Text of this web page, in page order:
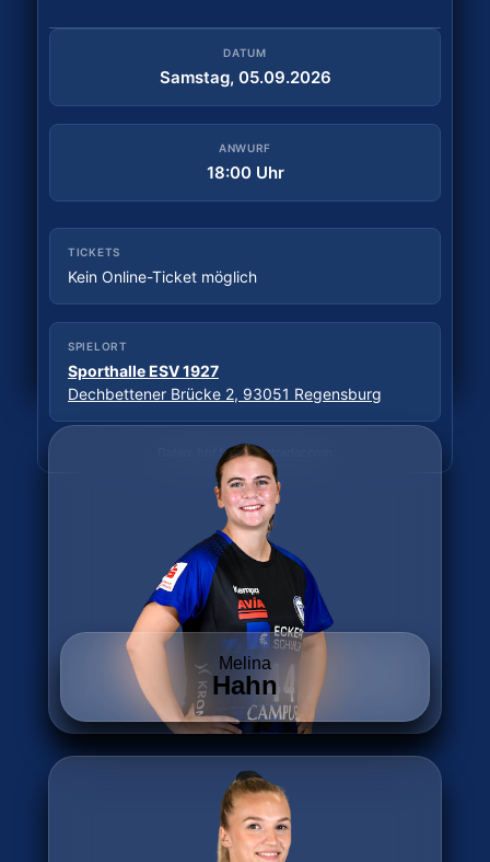
DATUM
Samstag, 29.08.2026
ANWURF
18:30 Uhr
TICKETS
SPIELORT
Wittkuller Straße, 42719 Solingen
Daten: hbf.fmp.sportradar.com
DATUM
Samstag, 05.09.2026
ANWURF
18:00 Uhr
TICKETS
Kein Online-Ticket möglich
SPIELORT
Sporthalle ESV 1927
Dechbettener Brücke 2, 93051 Regensburg
Daten: hbf.fmp.sportradar.com
Melina
Hahn